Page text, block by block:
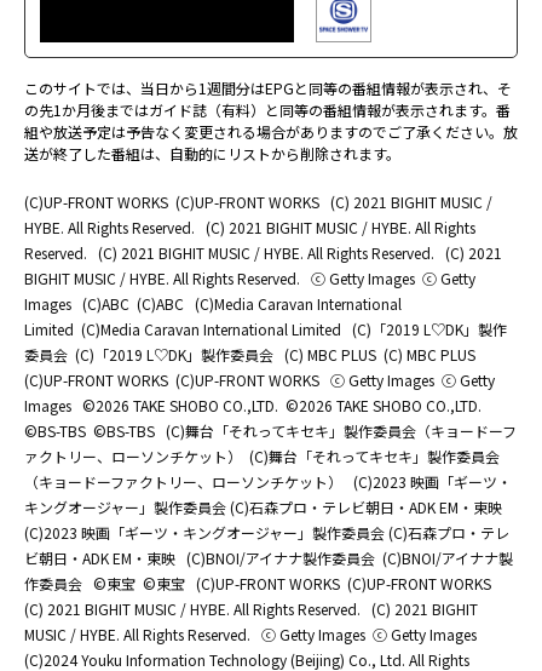
このサイトでは、当日から1週間分はEPGと同等の番組情報が表示され、そ
の先1か月後まではガイド誌（有料）と同等の番組情報が表示されます。番
組や放送予定は予告なく変更される場合がありますのでご了承ください。放
送が終了した番組は、自動的にリストから削除されます。
(C)UP-FRONT WORKS (C)UP-FRONT WORKS (C) 2021 BIGHIT MUSIC /
HYBE. All Rights Reserved. (C) 2021 BIGHIT MUSIC / HYBE. All Rights
Reserved. (C) 2021 BIGHIT MUSIC / HYBE. All Rights Reserved. (C) 2021
BIGHIT MUSIC / HYBE. All Rights Reserved. ⓒ Getty Images ⓒ Getty
Images (C)ABC (C)ABC (C)Media Caravan International
Limited (C)Media Caravan International Limited (C)「2019 L♡DK」製作
委員会 (C)「2019 L♡DK」製作委員会 (C) MBC PLUS (C) MBC PLUS
(C)UP-FRONT WORKS (C)UP-FRONT WORKS ⓒ Getty Images ⓒ Getty
Images ©2026 TAKE SHOBO CO.,LTD. ©2026 TAKE SHOBO CO.,LTD.
©BS-TBS ©BS-TBS (C)舞台「それってキセキ」製作委員会（キョードーフ
ァクトリー、ローソンチケット）
(C)舞台「それってキセキ」製作委員会
（キョードーファクトリー、ローソンチケット）
(C)2023 映画「ギーツ・
キングオージャー」製作委員会 (C)石森プロ・テレビ朝日・ADK EM・東映
(C)2023 映画「ギーツ・キングオージャー」製作委員会 (C)石森プロ・テレ
ビ朝日・ADK EM・東映 (C)BNOI/アイナナ製作委員会 (C)BNOI/アイナナ製
作委員会 ©東宝 ©東宝 (C)UP-FRONT WORKS (C)UP-FRONT WORKS
(C) 2021 BIGHIT MUSIC / HYBE. All Rights Reserved. (C) 2021 BIGHIT
MUSIC / HYBE. All Rights Reserved. ⓒ Getty Images ⓒ Getty Images
(C)2024 Youku Information Technology (Beijing) Co., Ltd. All Rights